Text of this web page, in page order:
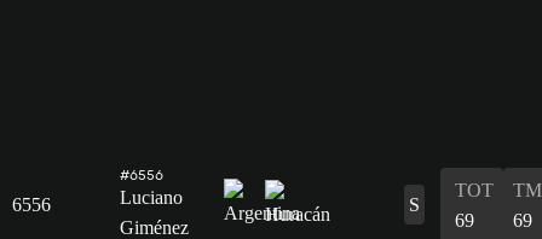
6556
#6556
Luciano
Giménez
S
TOT
69
69